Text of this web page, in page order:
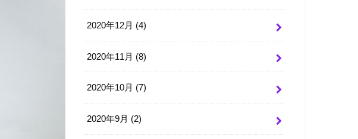
2020年12月 (4)
2020年11月 (8)
2020年10月 (7)
2020年9月 (2)